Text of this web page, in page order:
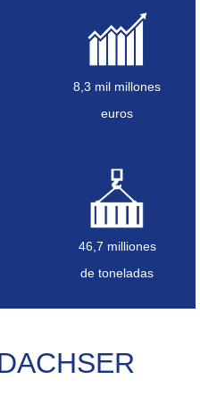
8,3 mil millones
euros
46,7 milliones
de toneladas